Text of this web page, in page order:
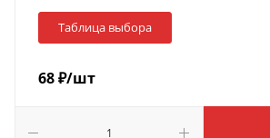
Таблица выбора
68₽/шт